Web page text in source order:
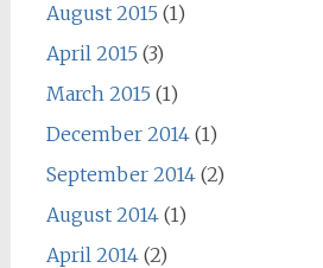
August 2015 (1)
April 2015 (3)
March 2015 (1)
December 2014(1)
September 2014(2)
August 2014(1)
April 2014(2)